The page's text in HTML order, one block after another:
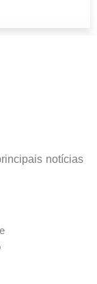
notícias